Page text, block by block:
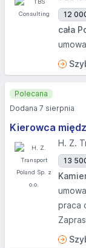
12
cała
Kierowca
H. Z.
13
praca
Polecana
Dodana 7 sierpnia